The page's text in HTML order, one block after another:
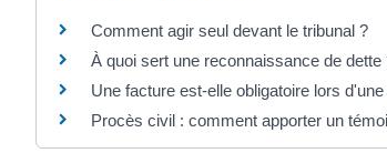
Comment agir seul devant le tribunal ?
À quoi sert une reconnaissance de dette
Une facture est-elle obligatoire lors
Procès civil : comment apporter un